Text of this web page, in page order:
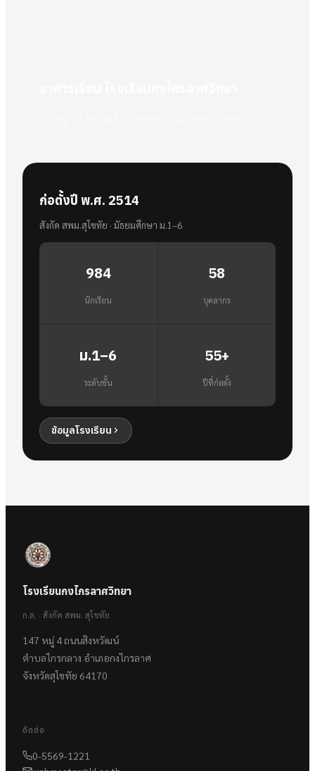
ก่อตั้งปี พ.ศ. 2514
สังกัด สพม.สุโขทัย · มัธยมศึกษา ม.1–6
984
นักเรียน
58
บุคลากร
ม.1–6
ระดับชั้น
55+
ปีที่ก่อตั้ง
ข้อมูลโรงเรียน
โรงเรียนกงไกรลาศวิทยา
ก.ล. · สังกัด สพม. สุโขทัย
147 หมู่ 4 ถนนสิงหวัฒน์
ตำบลไกรกลาง อำเภอกงไกรลาศ
จังหวัดสุโขทัย 64170
ติดต่อ
0-5569-1221